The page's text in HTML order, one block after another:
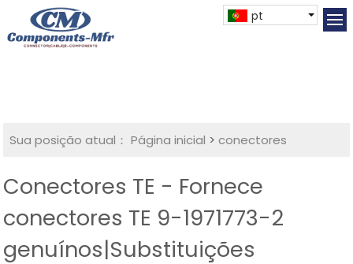
pt
Sua posição atual： Página inicial >conectores
Conectores TE - Fornece
conectores TE 9-1971773-2
genuínos|Substituições